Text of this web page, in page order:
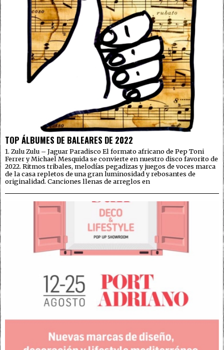
TOP ÁLBUMES DE BALEARES DE 2022
1. Zulu Zulu – Jaguar Paradisco El formato africano de Pep Toni
Ferrer y Michael Mesquida se convierte en nuestro disco favorito de
2022. Ritmos tribales, melodías pegadizas y juegos de voces marca
de la casa repletos de una gran luminosidad y rebosantes de
originalidad. Canciones llenas de arreglos en